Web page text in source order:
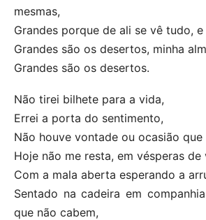
mesmas,
Grandes porque de ali se vê tudo,
Grandes são os desertos, minha
Grandes são os desertos.
Não tirei bilhete para a vida,
Errei a porta do sentimento,
Não houve vontade ou ocasião que
Hoje não me resta, em vésperas de
Com a mala aberta esperando a
Sentado na cadeira em
que não cabem,